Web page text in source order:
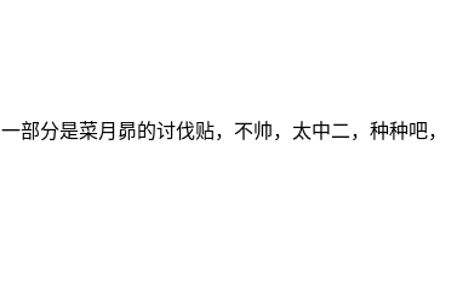
部分是菜月昴的讨伐贴，不帅，太中二，种种吧，